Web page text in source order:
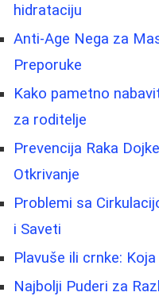
hidrataciju
Anti-Age Nega za
Preporuke
Kako pametno
za roditelje
Prevencija Raka
Otkrivanje
Problemi sa
i Saveti
Plavuše ili crnke:
Najbolji Puderi za